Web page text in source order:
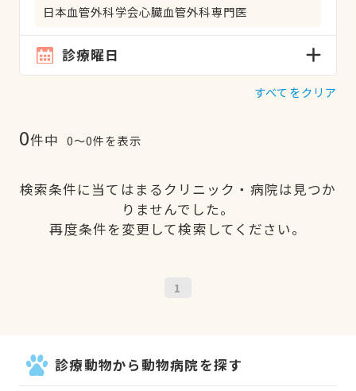
日本血管外科学会心臓血管外科専門医
診療曜日
すべてをクリア
0件中 0〜0件を表示
検索条件に当てはまるクリニック・病院は見つか
りませんでした。
再度条件を変更して検索してください。
1
診療動物から動物病院を探す